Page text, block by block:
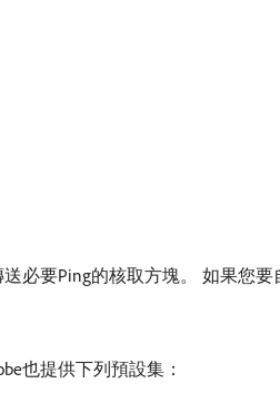
送必要Ping的核取方塊。 如果您
也提供下列預設集：